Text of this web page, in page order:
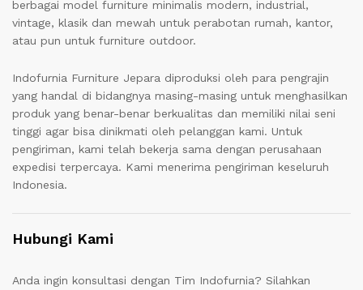
berbagai model furniture minimalis modern, industrial,
vintage, klasik dan mewah untuk perabotan rumah, kantor,
atau pun untuk furniture outdoor.
Indofurnia Furniture Jepara diproduksi oleh para pengrajin
yang handal di bidangnya masing-masing untuk menghasilkan
produk yang benar-benar berkualitas dan memiliki nilai seni
tinggi agar bisa dinikmati oleh pelanggan kami. Untuk
pengiriman, kami telah bekerja sama dengan perusahaan
expedisi terpercaya. Kami menerima pengiriman keseluruh
Indonesia.
Hubungi Kami
Anda ingin konsultasi dengan Tim Indofurnia? Silahkan